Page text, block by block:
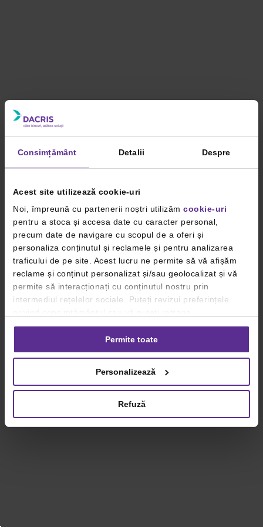
Consimțământ Detalii Despre
Acest site utilizează cookie-uri
Noi, împreună cu partenerii noștri utilizăm cookie-uri
pentru a stoca și accesa date cu caracter personal,
precum date de navigare cu scopul de a oferi și
personaliza conținutul și reclamele și pentru analizarea
traficului de pe site. Acest lucru ne permite să vă afișăm
reclame și conținut personalizat și/sau geolocalizat și vă
permite să interacționați cu conținutul nostru prin
intermediul rețelelor sociale. Puteți revizui preferințele
consimțământul oricând, făcând click pe linkul către
setările dvs. de cookie-uri.
privind utilizarea modulelor cookie.Detalii
Permite toate
Personalizează
Refuză